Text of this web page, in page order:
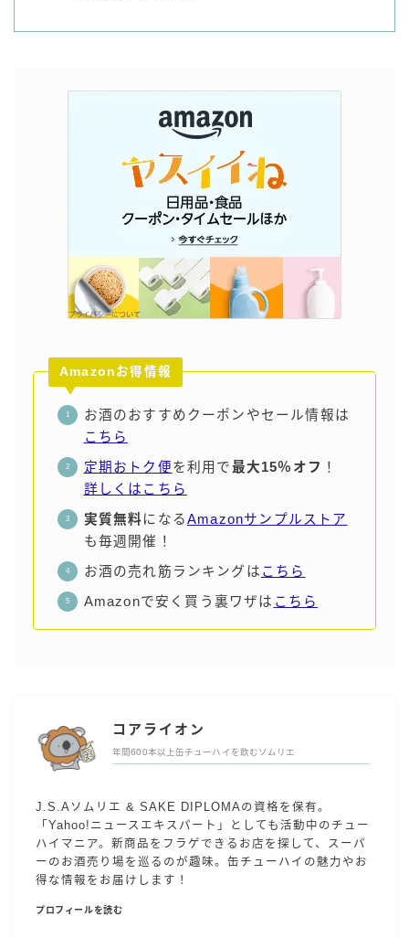
Amazonお得情報
お酒のおすすめクーポンやセール情報は
こちら
定期おトク便を利用で最大15％オフ ！
詳しくはこちら
実質無料になるAmazonサンプルストア
も毎週開催！
お酒の売れ筋ランキングは こちら
Amazonで安く買う裏ワザは こちら
コアライオン
年間600本以上缶チューハイを飲むソムリエ
J.S.Aソムリエ & SAKE DIPLOMAの資格を保有。
「Yahoo!ニュースエキスパート」としても活動中のチュー
ハイマニア。新商品をフラゲできるお店を探して、スーパ
ーのお酒売り場を巡るのが趣味。缶チューハイの魅力やお
得な情報をお届けします！
プロフィールを読む